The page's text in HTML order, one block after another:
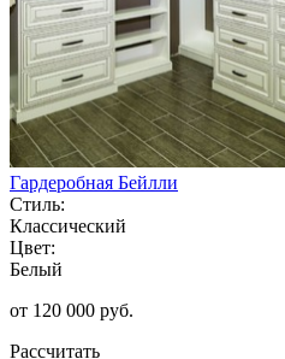
Гардеробная Бейлли
Стиль:
Классический
Цвет:
Белый
от 120 000 руб.
Рассчитать